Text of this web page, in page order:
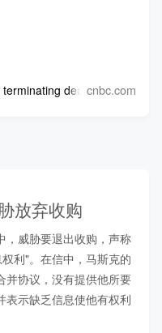
deal cnbc.com
放弃收购
，威胁要退出收购，声称
利"。在信中，马斯克的
并协议，没有提供他所要
表示缺乏信息使他有权利